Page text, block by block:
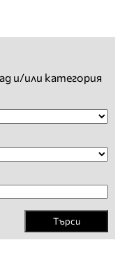
и/или категория
Търси